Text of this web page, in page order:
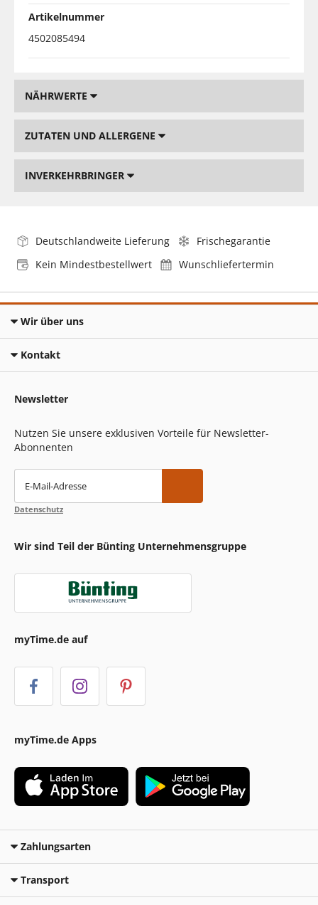
Artikelnummer
4502085494
NÄHRWERTE
ZUTATEN UND ALLERGENE
INVERKEHRBRINGER
Deutschlandweite Lieferung
Frischegarantie
Kein Mindestbestellwert
Wunschliefertermin
Wir über uns
Kontakt
Newsletter
Nutzen Sie unsere exklusiven Vorteile für Newsletter-
Abonnenten
E-Mail-Adresse
Datenschutz
Wir sind Teil der Bünting Unternehmensgruppe
myTime.de auf
myTime.de Apps
Zahlungsarten
Transport